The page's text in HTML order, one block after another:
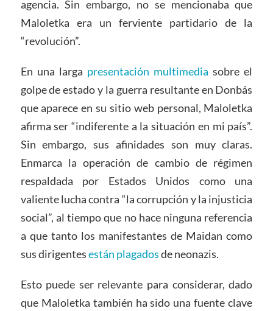
agencia. Sin embargo, no se mencionaba que
Maloletka era un ferviente partidario de la
“revolución”.
En una larga presentación multimedia sobre el
golpe de estado y la guerra resultante en Donbás
que aparece en su sitio web personal, Maloletka
afirma ser “indiferente a la situación en mi país”.
Sin embargo, sus afinidades son muy claras.
Enmarca la operación de cambio de régimen
respaldada por Estados Unidos como una
valiente lucha contra “la corrupción y la injusticia
social”, al tiempo que no hace ninguna referencia
a que tanto los manifestantes de Maidan como
sus dirigentesestán plagadosde neonazis.
Esto puede ser relevante para considerar, dado
que Maloletka también ha sido una fuente clave